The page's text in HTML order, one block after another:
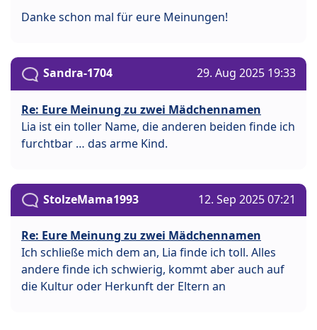
Danke schon mal für eure Meinungen!
Sandra-1704 29. Aug 2025 19:33
Re: Eure Meinung zu zwei Mädchennamen
Lia ist ein toller Name, die anderen beiden finde ich
furchtbar … das arme Kind.
StolzeMama1993 12. Sep 2025 07:21
Re: Eure Meinung zu zwei Mädchennamen
Ich schließe mich dem an, Lia finde ich toll. Alles
andere finde ich schwierig, kommt aber auch auf
die Kultur oder Herkunft der Eltern an